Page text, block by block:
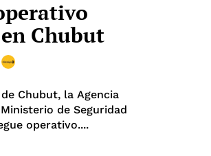
Chubut
Chubut, la Agencia
de Seguridad
operativo....